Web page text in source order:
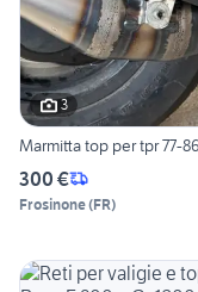
3
Marmitta top per tpr 77-86
300 €
Frosinone(FR)